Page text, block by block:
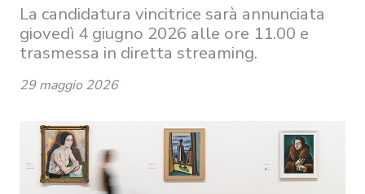
La candidatura vincitrice sarà annunciata
giovedì 4 giugno 2026 alle ore 11.00 e
trasmessa in diretta streaming.
29 maggio 2026